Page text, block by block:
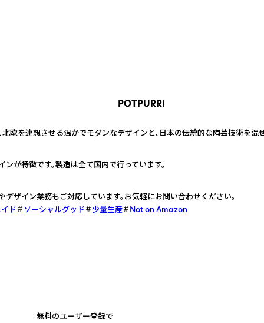
POTPURRI
欧を連想させる温かでモダンなデザインと、日本の伝統的な陶芸技術を混
が特徴です。製造は全て国内で行っています。
ザイン業務もご対応しています。お気軽にお問い合わせください。
ド
ソーシャルグッド 少量生産 Not on Amazon
無料のユーザー登録で